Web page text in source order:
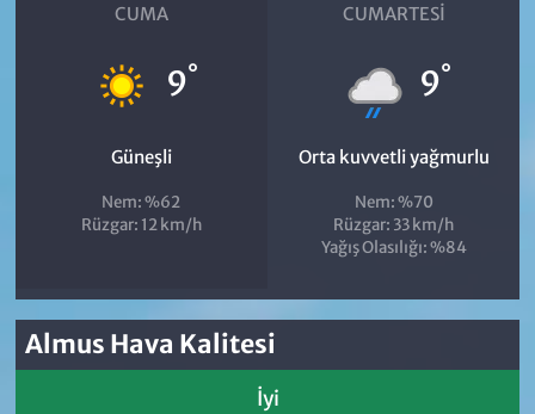
CUMA
9°
Güneşli
Nem: %62
Rüzgar: 12 km/h
CUMARTESI
9°
Orta kuvvetli yağmurlu
Nem: %70
Rüzgar: 33 km/h
Yağış Olasılığı: %84
Almus Hava Kalitesi
İyi